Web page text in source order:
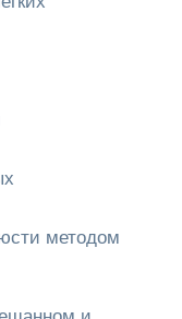
методом